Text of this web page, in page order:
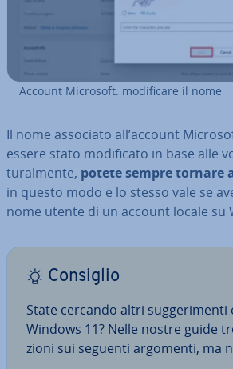
Account Microsoft: mo­di­fi­ca­re il nome
Il nome associato all’account
essere stato mo­di­fi­ca­to in base alle
tu­ral­men­te, potete sempre tornare
in questo modo e lo stesso vale se
nome utente di un account locale su
Consiglio
State cercando altri sug­ge­ri­men­ti
Windows 11? Nelle nostre guide
zio­ni sui seguenti argomenti, ma